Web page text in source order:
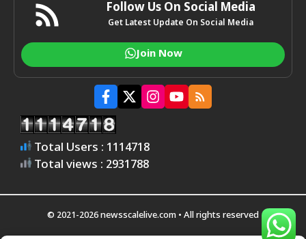
Follow Us On Social Media
Get Latest Update On Social Media
Join Now
Total Users : 1114718
Total views : 2931788
© 2021-2026 newsscalelive.com • All rights reserved